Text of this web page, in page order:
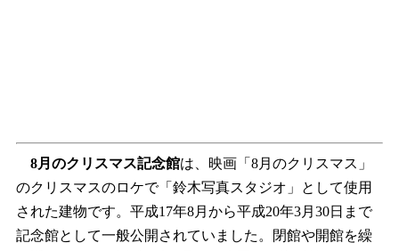
8月のクリスマス記念館は、映画「8月のクリスマス」
のクリスマスのロケで「鈴木写真スタジオ」として使用
された建物です。平成17年8月から平成20年3月30日まで
記念館として一般公開されていました。閉館や開館を繰